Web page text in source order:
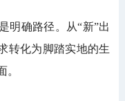
确路径。从“新”出
转化为脚踏实地的生
。